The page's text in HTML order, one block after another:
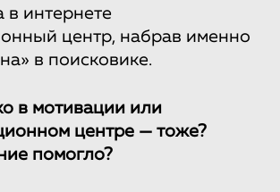
в интернете
центр, набрав именно
в поисковике.
в мотивации или
центре — тоже?
помогло?